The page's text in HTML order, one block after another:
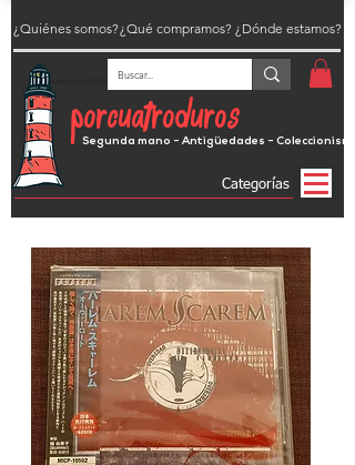
porcuatroduros
Segunda mano - Antigüedades - Coleccionismo
¿Dónde estamos?
¿Quiénes somos?
Categorías
¿Qué compramos?